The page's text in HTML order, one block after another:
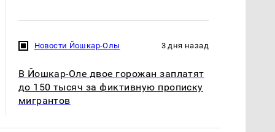
Новости Йошкар-Олы 3 дня назад
В Йошкар-Оле двое горожан заплатят
до 150 тысяч за фиктивную прописку
мигрантов